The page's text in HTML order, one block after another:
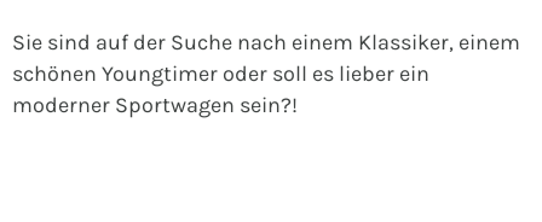
Sie sind auf der Suche nach einem Klassiker, einem
schönen Youngtimer oder soll es lieber ein
moderner Sportwagen sein?!